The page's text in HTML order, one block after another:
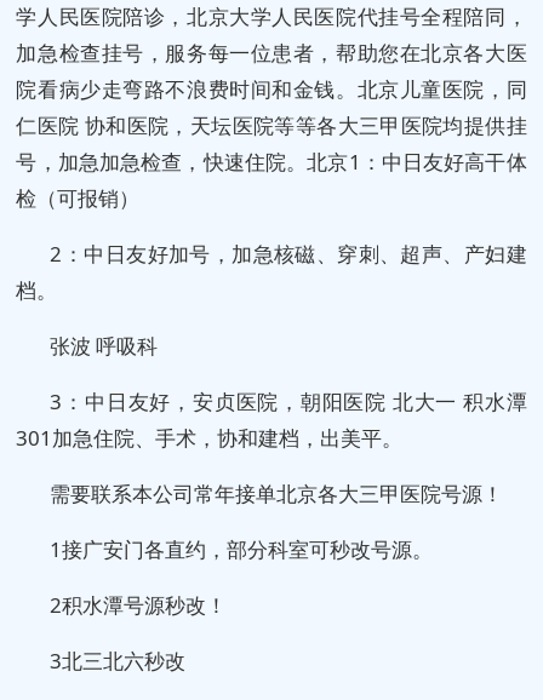
学人民医院陪诊，北京大学人民医院代挂号全程陪同，
加急检查挂号，服务每一位患者，帮助您在北京各大医
院看病少走弯路不浪费时间和金钱。北京儿童医院，同
仁医院 协和医院，天坛医院等等各大三甲医院均提供挂
号，加急加急检查，快速住院。北京1：中日友好高干体
检（可报销）
2：中日友好加号，加急核磁、穿刺、超声、产妇建
档。
张波 呼吸科
3：中日友好，安贞医院，朝阳医院 北大一 积水潭
301加急住院、手术，协和建档，出美平。
需要联系本公司常年接单北京各大三甲医院号源！
1接广安门各直约，部分科室可秒改号源。
2积水潭号源秒改！
3北三北六秒改